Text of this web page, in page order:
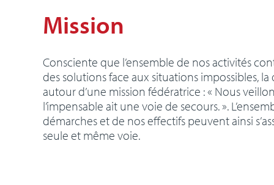
Mission
Consciente que l’ensemble de nos activités
des solutions face aux situations impossibles, la
autour d’une mission fédératrice : « Nous
l’impensable ait une voie de secours. ».
démarches et de nos effectifs peuvent ainsi
seule et même voie.